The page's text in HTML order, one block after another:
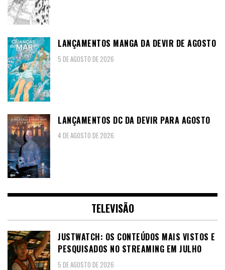
LANÇAMENTOS MANGA DA DEVIR DE AGOSTO
5 DE AGOSTO DE 2026
LANÇAMENTOS DC DA DEVIR PARA AGOSTO
4 DE AGOSTO DE 2026
TELEVISÃO
JUSTWATCH: OS CONTEÚDOS MAIS VISTOS E
PESQUISADOS NO STREAMING EM JULHO
5 DE AGOSTO DE 2026